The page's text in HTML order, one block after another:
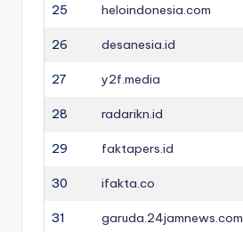
25 heloindonesia.com
26 desanesia.id
27 y2f.media
28 radarikn.id
29 faktapers.id
30 ifakta.co
31 garuda.24jamnews.com